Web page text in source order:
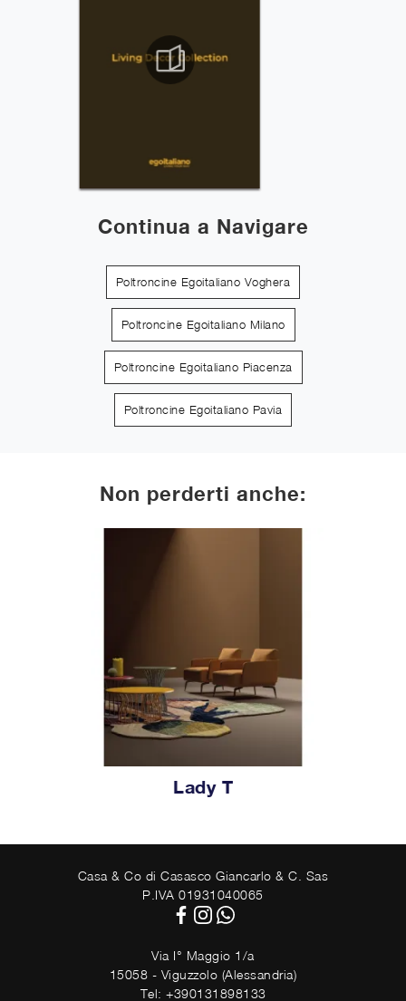
Continua a Navigare
Poltroncine Egoitaliano Voghera
Poltroncine Egoitaliano Milano
Poltroncine Egoitaliano Piacenza
Poltroncine Egoitaliano Pavia
Non perderti anche:
Lady T
Casa & Co di Casasco Giancarlo & C. Sas
P.IVA 01931040065
Via I° Maggio 1/a
15058 - Viguzzolo (Alessandria)
Tel: +390131898133